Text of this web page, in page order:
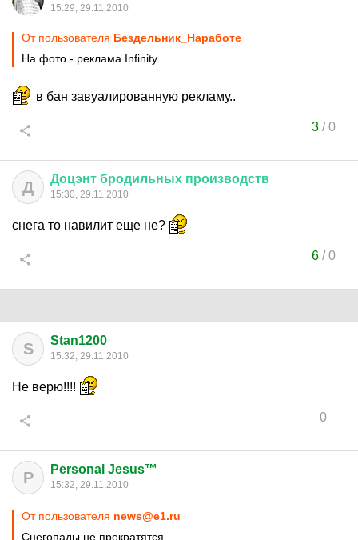
15:29, 29.11.2010
От пользователя Бездельник_Наработе
На фото - реклама Infinity
в бан завуалированную рекламу..
3/0
Д Доцэнт бродильных производств
15:30, 29.11.2010
снега то навилит еще не?
6/0
S Stan1200
15:32, 29.11.2010
Не верю!!!!
0
P Personal Jesus™
15:32, 29.11.2010
От пользователя news@e1.ru
Снегопады не прекратятся.